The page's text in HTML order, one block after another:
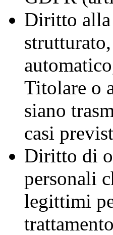
Diritto
Titolare o
siano
casi
Diritto di
personali
legittimi